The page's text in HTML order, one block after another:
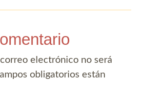
electrónico no será
obligatorios están